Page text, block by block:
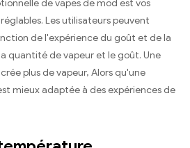
de vapes de mod est vos
Les utilisateurs peuvent
de l'expérience du goût et de la
quantité de vapeur et le goût. Une
plus de vapeur, Alors qu'une
mieux adaptée à des expériences de